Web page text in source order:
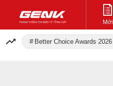
Mới
Better Choice Awards 2026